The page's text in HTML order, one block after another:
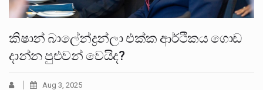
කිෂාන් බාලේන්ද්‍රන්ලා එක්ක ආර්ථිකය ගොඩ
දාන්න පුළුවන් වෙයිද?
Aug 3, 2025